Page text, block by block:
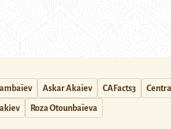
Askar Akaïev CAFacts3
Roza Otounbaïeva